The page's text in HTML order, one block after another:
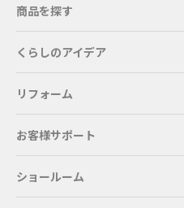
商品を探す
くらしのアイデア
リフォーム
お客様サポート
ショールーム